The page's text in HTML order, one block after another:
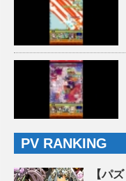
PV RANKING
【パ